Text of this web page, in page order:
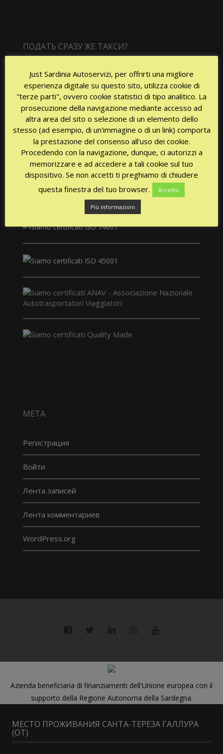
ПОДАТЬ СРАЗУ ЖЕ ТАКСИ?
Доступность 24/24 часа каждый день!
СЕРТИФИКАТЫ
МЕТА
Регистрация
Войти
Лента записей
Лента комментариев
WordPress.org
Azienda beneficiaria di finanziamenti dell'Unione europea con il
supporto della Regione Autonoma della Sardegna.
МЕСТО ПРОЖИВАНИЯ САНТА-ТЕРЕЗА ГАЛЛУРА
(OT)
Just Sardinia Autoservizi, per offrirti una migliore
esperienza digitale su questo sito, utilizza cookie di
"terze parti", ovvero cookie statistici di tipo analitico. La
prosecuzione della navigazione mediante accesso ad
altra area del sito o selezione di un elemento dello
stesso (ad esempio, di un'immagine o di un link) comporta
la prestazione del consenso all'uso dei cookie.
Procedendo con la navigazione, dunque, ci autorizzi a
memorizzare e ad accedere a tali cookie sul tuo
dispositivo. Se non accetti ti preghiamo di chiudere
questa finestra del tuo browser.
Accetto
Più informazioni